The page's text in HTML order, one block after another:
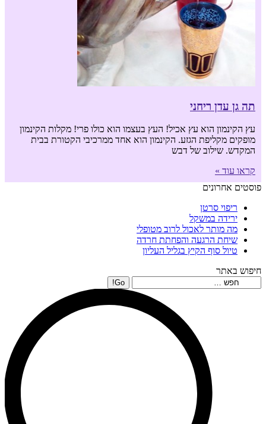
תה גן עדן ריחני
עץ הקינמון הוא עץ אכיל! העץ בעצמו הוא כולו פרי! מקלות הקינמון
מופקים מקליפת הגזע. הקינמון הוא אחד ממרכיבי הקטורת בבית
המקדש. שילוב של דבש
קראו עוד »
פוסטים אחרונים
ריפוי סרטן
ירידה במשקל
מה מותר לאכול לרוב מטופלי
שיחת הרגעה והפחתת חרדה
טיול סוף הקיץ בגליל העליון
חיפוש באתר
Search: